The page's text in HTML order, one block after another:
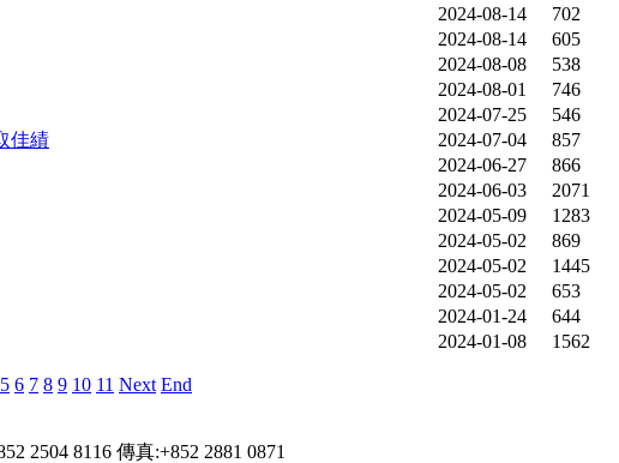
2024-08-14
702
2024-08-14
605
2024-08-08
538
2024-08-01
746
2024-07-25
546
佳績 2024-07-04
857
2024-06-27
866
2024-06-03
2071
2024-05-09
1283
2024-05-02
869
2024-05-02
1445
2024-05-02
653
2024-01-24
644
2024-01-08 1562
5 6 7 8 9 10 11 Next End
2504 8116 傳真:+852 2881 0871